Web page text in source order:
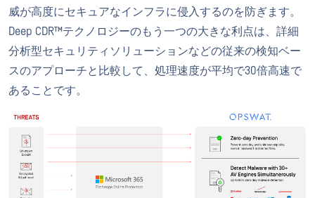
威が高度にセキュアなインフラに侵入するのを防ぎます。
Deep CDR™テクノロジーのもう一つの大きな利点は、詳細
分析型セキュリティソリューションなどの従来の検知ベー
スのアプローチと比較して、処理速度が平均で30倍高速で
あることです。